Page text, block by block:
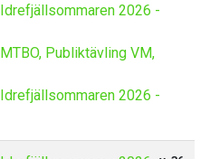
Idrefjällsommaren 2026 -
MTBO, Publiktävling VM,
Idrefjällsommaren 2026 -